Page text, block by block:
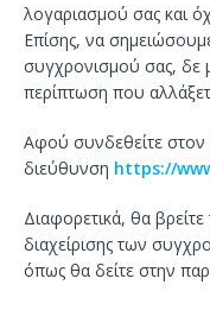
λογαριασμού σας και
Επίσης, να
συγχρονισμού σας, δε
περίπτωση που
Αφού συνδεθείτε στον
διεύθυνση https://
Διαφορετικά, θα
διαχείρισης των
όπως θα δείτε στην